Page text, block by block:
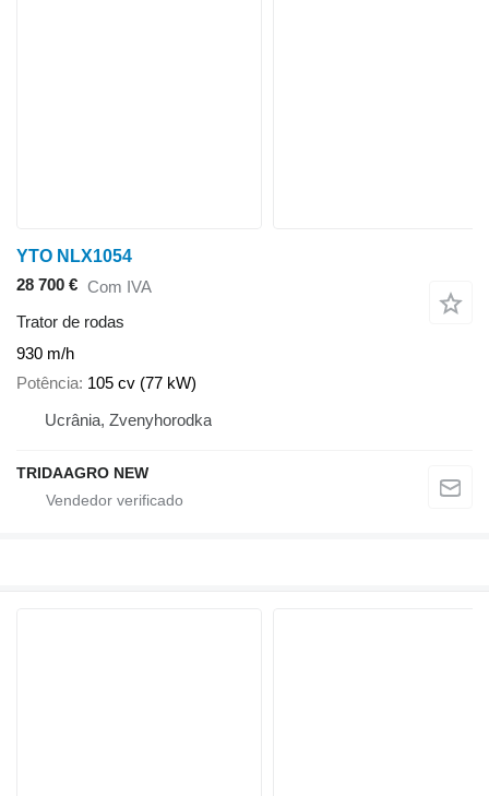
YTO NLX1054
28 700 € Com IVA
Trator de rodas
930 m/h
Potência 105 cv (77 kW)
Ucrânia, Zvenyhorodka
TRIDAAGRO NEW